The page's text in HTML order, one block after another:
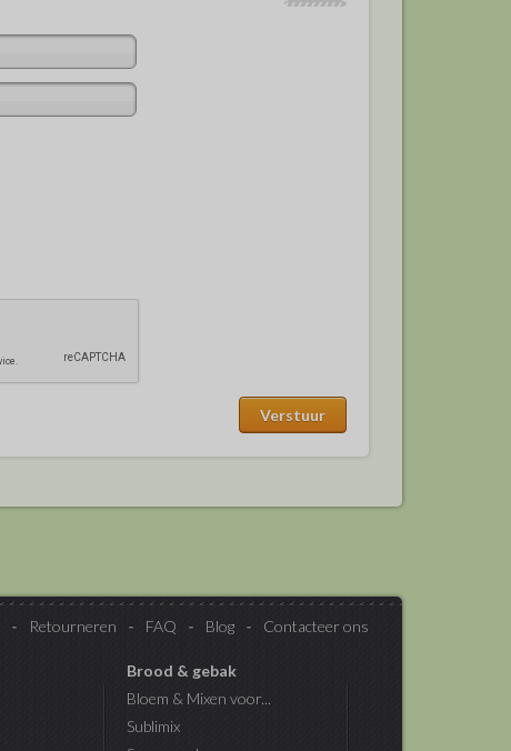
Retourneren FAQ Blog Contacteer ons
Brood & gebak
Bloem & Mixen voor...
Sublimix